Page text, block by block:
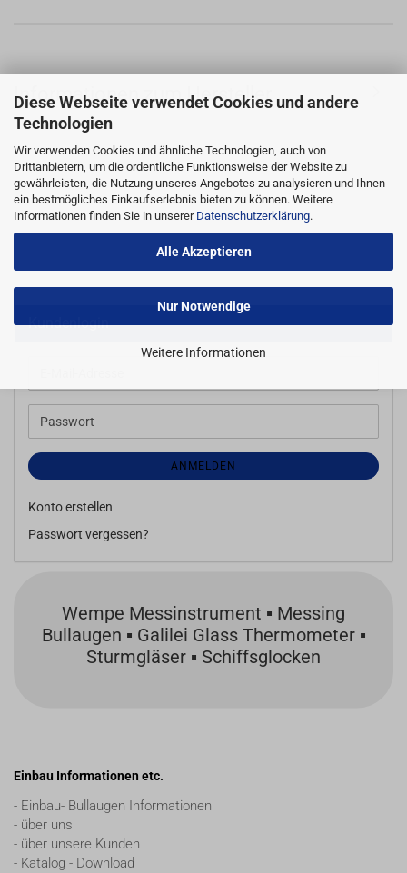
Diese Webseite verwendet Cookies und andere
Technologien
Wir verwenden Cookies und ähnliche Technologien, auch von
Drittanbietern, um die ordentliche Funktionsweise der Website zu
gewährleisten, die Nutzung unseres Angebotes zu analysieren und Ihnen
ein bestmögliches Einkaufserlebnis bieten zu können. Weitere
Informationen finden Sie in unserer Datenschutzerklärung.
Alle Akzeptieren
Nur Notwendige
Weitere Informationen
Informationen zum Hersteller
Kundenlogin
Mail-
Adresse
Passwort
ANMELDEN
Konto erstellen
Passwort vergessen?
Wempe Messinstrument ▪ Messing
Bullaugen ▪ Galilei Glass Thermometer ▪
Sturmgläser ▪ Schiffsglocken
Einbau Informationen etc.
- Einbau- Bullaugen Informationen
- über uns
- über unsere Kunden
- Katalog - Download